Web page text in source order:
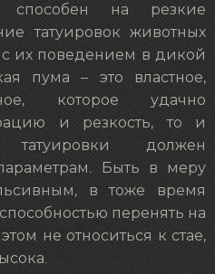
способен на резкие
татуировок животных
с их поведением в дикой
пума – это властное,
которое удачно
и резкость, то и
татуировки должен
параметрам. Быть в меру
в тоже время
перенять на
не относиться к стае,